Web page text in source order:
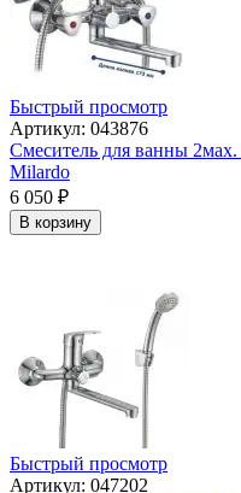
Быстрый просмотр
Артикул: 043876
Смеситель для ванны
Milardo
6 050 ₽
В корзину
Быстрый просмотр
Артикул: 047202